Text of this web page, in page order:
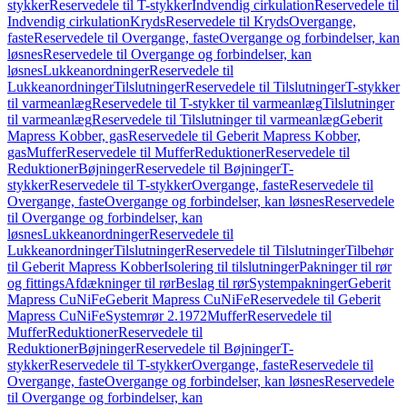
stykkerReservedele til T-stykkerIndvendig cirkulationReservedele til
Indvendig cirkulationKrydsReservedele til KrydsOvergange,
fasteReservedele til Overgange, fasteOvergange og forbindelser, kan
løsnesReservedele til Overgange og forbindelser, kan
løsnesLukkeanordningerReservedele til
LukkeanordningerTilslutningerReservedele til TilslutningerT-stykker
til varmeanlægReservedele til T-stykker til varmeanlægTilslutninger
til varmeanlægReservedele til Tilslutninger til varmeanlægGeberit
Mapress Kobber, gasReservedele til Geberit Mapress Kobber,
gasMufferReservedele til MufferReduktionerReservedele til
ReduktionerBøjningerReservedele til BøjningerT-
stykkerReservedele til T-stykkerOvergange, fasteReservedele til
Overgange, fasteOvergange og forbindelser, kan løsnesReservedele
til Overgange og forbindelser, kan
løsnesLukkeanordningerReservedele til
LukkeanordningerTilslutningerReservedele til TilslutningerTilbehør
til Geberit Mapress KobberIsolering til tilslutningerPakninger til rør
og fittingsAfdækninger til rørBeslag til rørSystempakningerGeberit
Mapress CuNiFeGeberit Mapress CuNiFeReservedele til Geberit
Mapress CuNiFeSystemrør 2.1972MufferReservedele til
MufferReduktionerReservedele til
ReduktionerBøjningerReservedele til BøjningerT-
stykkerReservedele til T-stykkerOvergange, fasteReservedele til
Overgange, fasteOvergange og forbindelser, kan løsnesReservedele
til Overgange og forbindelser, kan